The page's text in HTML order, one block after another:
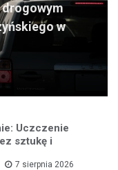
drogowym
w
Uczczenie
sztukę i
7 sierpnia 2026